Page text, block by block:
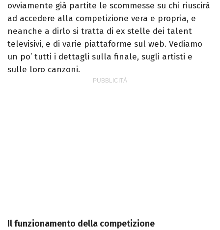
ovviamente già partite le scommesse su chi riuscirà
ad accedere alla competizione vera e propria, e
neanche a dirlo si tratta di ex stelle dei talent
televisivi, e di varie piattaforme sul web. Vediamo
un po’ tutti i dettagli sulla finale, sugli artisti e
sulle loro canzoni.
Il funzionamento della competizione